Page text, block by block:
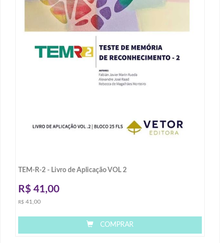
TEM-R-2 - Livro de Aplicação VOL 2
R$ 41,00
R$ 41,00
COMPRAR